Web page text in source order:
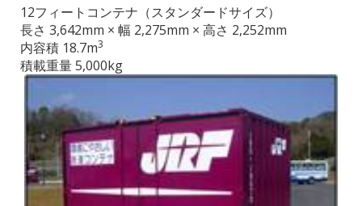
12フィートコンテナ（スタンダードサイズ）
長さ 3,642mm × 幅 2,275mm × 高さ 2,252mm
内容積 18.7m3
積載重量 5,000kg